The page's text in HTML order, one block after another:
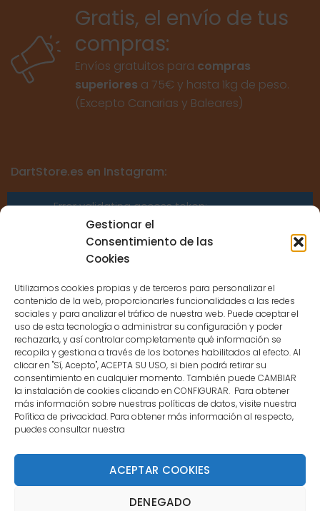
Gestionar el
Consentimiento de las
Cookies
Utilizamos cookies propias y de terceros para personalizar el
contenido de la web, proporcionarles funcionalidades a las redes
sociales y para analizar el tráfico de nuestra web. Puede aceptar el
uso de esta tecnología o administrar su configuración y poder
rechazarla, y así controlar completamente qué información se
recopila y gestiona a través de los botones habilitados al efecto. Al
clicar en "Sí, Acepto", ACEPTA SU USO, si bien podrá retirar su
consentimiento en cualquier momento. También puede CAMBIAR
la instalación de cookies clicando en CONFIGURAR. Para obtener
más información sobre nuestras políticas de datos, visite nuestra
Política de privacidad. Para obtener más información al respecto,
puedes consultar nuestra
ACEPTAR COOKIES
DENEGADO
Gratis, el envío de tus
compras:
Envíos gratuitos para compras
superiores a 75€ y hasta 1kg de peso.
(Excepto Canarias y Baleares)
DartStore.es en Instagram:
Error validating access token:
Sessions for the user are not allowed
because the user is not a confirmed
CONTACTO
MENÚ PRINCIPAL
MI CUENTA
DOCUMENTACIÓN